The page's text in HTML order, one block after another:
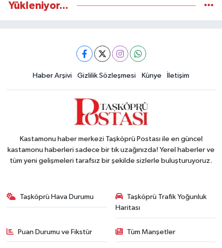
Yükleniyor...
Haber Arşivi Gizlilik Sözleşmesi Künye İletişim
Kastamonu haber merkezi Taşköprü Postası ile en güncel
kastamonu haberleri sadece bir tık uzağınızda! Yerel haberler ve
tüm yeni gelişmeleri tarafsız bir şekilde sizlerle buluşturuyoruz.
Taşköprü Hava Durumu
Taşköprü Trafik Yoğunluk
Haritası
Puan Durumu ve Fikstür Tüm Manşetler